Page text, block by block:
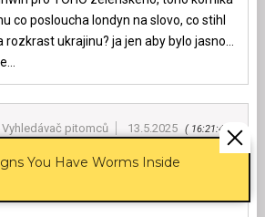
co posloucha londyn na slovo, co stihl
rozkrast ukrajinu? ja jen aby bylo jasno…
Vyhledávač pitomců 13.5.2025 16:21:43
Odpovědět
You Have Worms Inside